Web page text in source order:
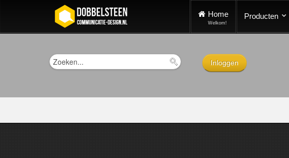
Home
Welkom!
Producten
Inloggen